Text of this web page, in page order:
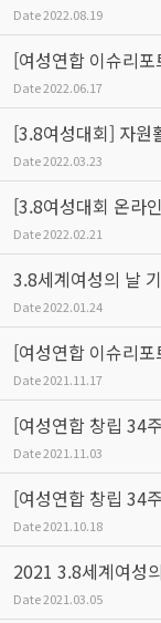
Date2022.08.19
[여성연합 이슈리
Date2022.06.17
[3.8여성대회] 자원
Date2022.03.23
[3.8여성대회 온라
Date2022.02.21
3.8세계여성의 날
Date2022.01.24
[여성연합 이슈리
Date2021.11.17
[여성연합 창립 34
Date2021.11.03
[여성연합 창립 34
Date2021.10.18
2021 3.8세계여성
Date2021.03.05